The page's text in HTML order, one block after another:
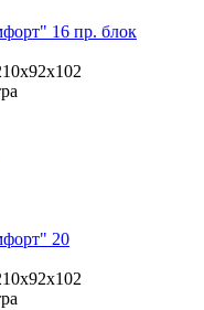
16 пр. блок
20